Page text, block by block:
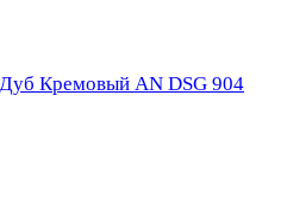
Кремовый AN DSG 904